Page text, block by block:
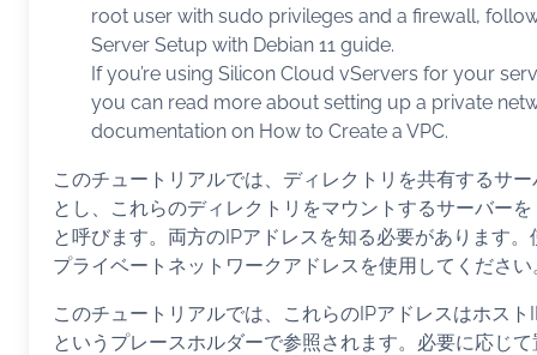
root user with sudo privileges and a firewall,
Server Setup with Debian 11 guide.
If you’re using Silicon Cloud vServers for your
you can read more about setting up a private
documentation on How to Create a VPC.
このチュートリアルでは、ディレクトリを共有するサ
とし、これらのディレクトリをマウントするサーバー
と呼びます。両方のIPアドレスを知る必要があります
プライベートネットワークアドレスを使用してください
このチュートリアルでは、これらのIPアドレスはホスト
というプレースホルダーで参照されます。必要に応じ